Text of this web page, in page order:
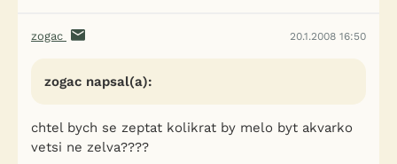
zogac 20.1.2008 16:50
zogac napsal(a):
chtel bych se zeptat kolikrat by melo byt akvarko
vetsi ne zelva????